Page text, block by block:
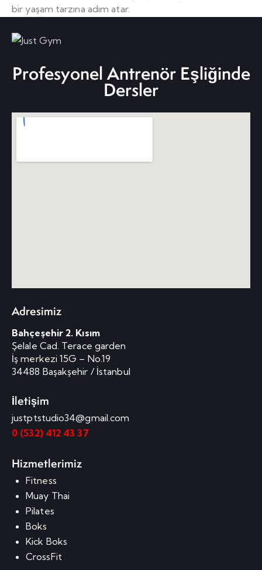
bir yaşam tarzına adım atar.
Profesyonel Antrenör Eşliğinde
Dersler
Adresimiz
Bahçeşehir 2. Kısım
Şelale Cad. Terace garden
İş merkezi 15G – No.19
34488 Başakşehir / İstanbul
İletişim
justptstudio34@gmail.com
0 (532) 412 43 37
Hizmetlerimiz
Fitness
Muay Thai
Pilates
Boks
Kick Boks
CrossFit